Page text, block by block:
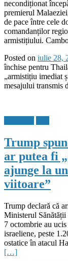
necondiționat
premierul
de pace între cele
comandanților
armistițiului.
Posted on iulie 28,
închise pentru
„armistițiu imediat
mesajului transmis
Trump
ar putea fi
ajunge la
viitoare”
Trump declară că
Ministerul Sănătății
7 octombrie au
israeliene, peste
ostatice în atacul
[…]